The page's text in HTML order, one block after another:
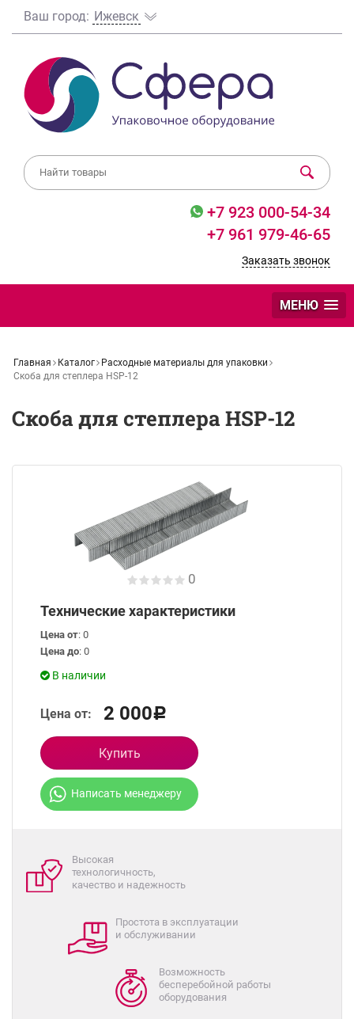
Ваш город: Ижевск
+7 923 000-54-34
+7 961 979-46-65
Заказать звонок
МЕНЮ
Главная Каталог
Расходные материалы для упаковки
Скоба для степлера HSP-12
Скоба для степлера HSP-12
0
Технические характеристики
Цена от: 0
Цена до: 0
В наличии
Цена от: 2 000Р
Купить
Написать менеджеру
Высокая
технологичность,
качество и надежность
Простота в эксплуатации
и обслуживании
Возможность
бесперебойной работы
оборудования